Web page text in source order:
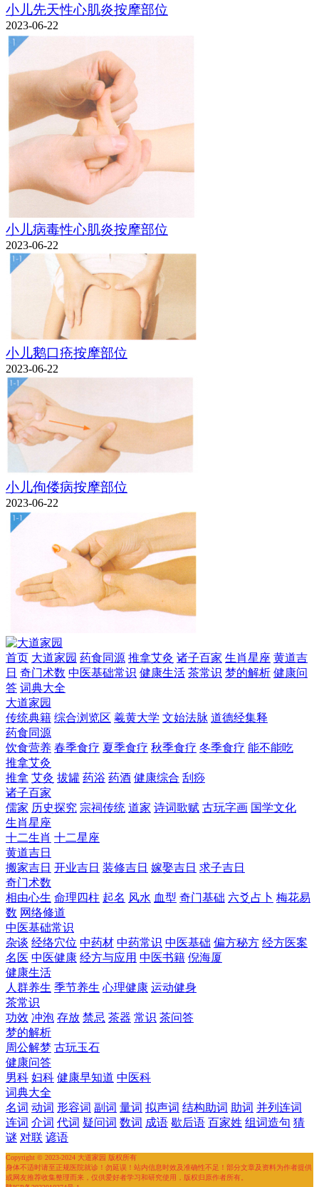
小儿先天性心肌炎按摩部位
2023-06-22
小儿病毒性心肌炎按摩部位
2023-06-22
小儿鹅口疮按摩部位
2023-06-22
小儿佝偻病按摩部位
2023-06-22
首页 大道家园 药食同源 推拿艾灸 诸子百家 生肖星座 黄道吉
日 奇门术数 中医基础常识 健康生活 茶常识 梦的解析 健康问
答 词典大全
大道家园
传统典籍 综合浏览区 羲黄大学 文始法脉 道德经集释
药食同源
饮食营养 春季食疗 夏季食疗 秋季食疗 冬季食疗 能不能吃
推拿艾灸
推拿 艾灸 拔罐 药浴 药酒 健康综合 刮痧
诸子百家
儒家 历史探究 宗祠传统 道家 诗词歌赋 古玩字画 国学文化
生肖星座
十二生肖 十二星座
黄道吉日
搬家吉日 开业吉日 装修吉日 嫁娶吉日 求子吉日
奇门术数
相由心生 命理四柱 起名 风水 血型 奇门基础 六爻占卜 梅花易
数 网络修道
中医基础常识
杂谈 经络穴位 中药材 中药常识 中医基础 偏方秘方 经方医案
名医 中医健康 经方与应用 中医书籍 倪海厦
健康生活
人群养生 季节养生 心理健康 运动健身
茶常识
功效 冲泡 存放 禁忌 茶器 常识 茶问答
梦的解析
周公解梦 古玩玉石
健康问答
男科 妇科 健康早知道 中医科
词典大全
名词 动词 形容词 副词 量词 拟声词 结构助词 助词 并列连词
连词 介词 代词 疑问词 数词 成语 歇后语 百家姓 组词造句 猜
谜 对联 谚语
Copyright © 2023-2024 大道家园 版权所有
身体不适时请至正规医院就诊！勿延误！站内信息时效及准确性不足！部分文章及资料为作者提供
或网友推荐收集整理而来，仅供爱好者学习和研究使用，版权归原作者所有。